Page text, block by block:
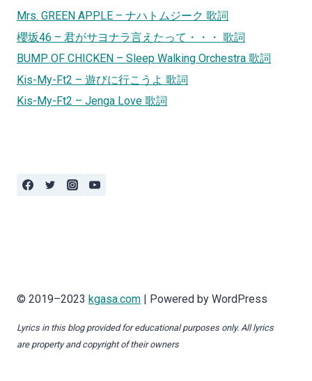
Mrs. GREEN APPLE – ナハトムジーク 歌詞
櫻坂46 – 君がサヨナラ言えたって・・・ 歌詞
BUMP OF CHICKEN – Sleep Walking Orchestra 歌詞
Kis-My-Ft2 – 遊びに行こうよ 歌詞
Kis-My-Ft2 – Jenga Love 歌詞
© 2019–2023 kgasa.com | Powered by WordPress
Lyrics in this blog provided for educational purposes only. All lyrics
are property and copyright of their owners